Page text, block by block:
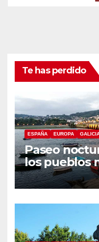
Te has perdido
ESPAÑA EUROPA
Paseo
los pueblos
Coruña,